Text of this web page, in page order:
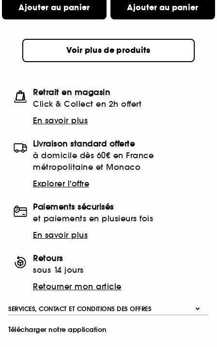
Ajouter au panier Ajouter au panier
Voir plus de produits
Retrait en magasin
Click & Collect en 2h offert
En savoir plus
Livraison standard offerte
à domicile dès 60€ en France
métropolitaine et Monaco
Explorer l'offre
Paiements sécurisés
et paiements en plusieurs fois
En savoir plus
Retours
sous 14 jours
Retourner mon article
SERVICES, CONTACT ET CONDITIONS DES OFFRES
Télécharger notre application